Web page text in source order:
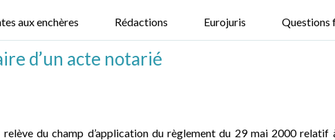
aux enchères Rédactions Eurojuris Questions
d’un acte notarié
du champ d’application du règlement du 29 mai 2000